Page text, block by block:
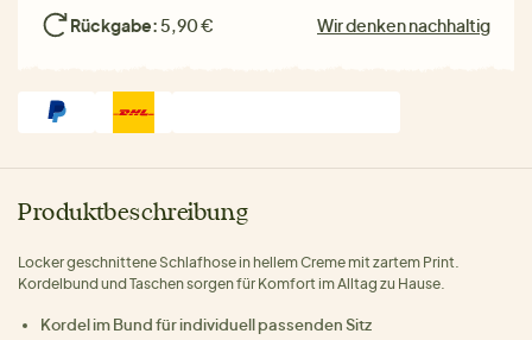
Rückgabe: 5,90 € Wir denken nachhaltig
Produktbeschreibung
Locker geschnittene Schlafhose in hellem Creme mit zartem Print.
Kordelbund und Taschen sorgen für Komfort im Alltag zu Hause.
Kordel im Bund für individuell passenden Sitz